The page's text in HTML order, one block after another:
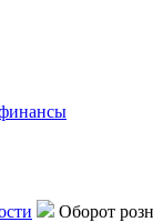
Оборот